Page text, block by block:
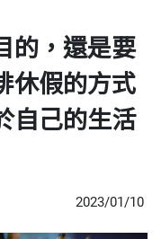
的，還是要
休假的方式
自己的生活
2023/01/10